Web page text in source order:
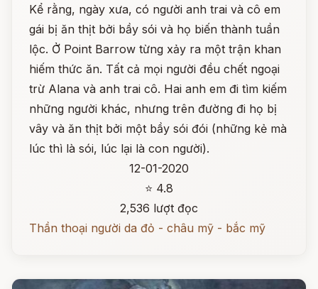
Kể rằng, ngày xưa, có người anh trai và cô em
gái bị ăn thịt bởi bầy sói và họ biến thành tuần
lộc. Ở Point Barrow từng xảy ra một trận khan
hiếm thức ăn. Tất cả mọi người đều chết ngoại
trừ Alana và anh trai cô. Hai anh em đi tìm kiếm
những người khác, nhưng trên đường đi họ bị
vây và ăn thịt bởi một bầy sói đói (những kẻ mà
lúc thì là sói, lúc lại là con người).
12-01-2020
⭐ 4.8
2,536 lượt đọc
Thần thoại người da đỏ - châu mỹ - bắc mỹ